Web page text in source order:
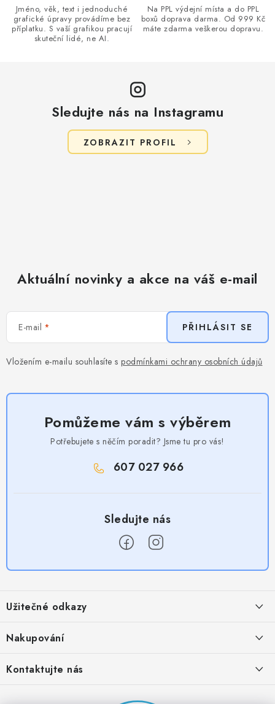
y
Jméno, věk, text i jednoduché
grafické úpravy provádíme bez
příplatku. S vaší grafikou pracují
skuteční lidé, ne AI.
Na PPL výdejní místa a do PPL
boxů doprava darma. Od 999 Kč
máte zdarma veškerou dopravu.
Sledujte nás na Instagramu
ZOBRAZIT PROFIL
Aktuální novinky a akce na váš e-mail
E-mail
Vložením e-mailu souhlasíte s podmínkami ochrany osobních údajů
PŘIHLÁSIT SE
Pomůžeme vám s výběrem
Potřebujete s něčím poradit? Jsme tu pro vás!
607 027 966
p
a
Užitečné odkazy
Obchodní podmínky
Provizní systém
Partner stránek: Super plecháček
Nakupování
Časté otázky
Kontaktujte nás